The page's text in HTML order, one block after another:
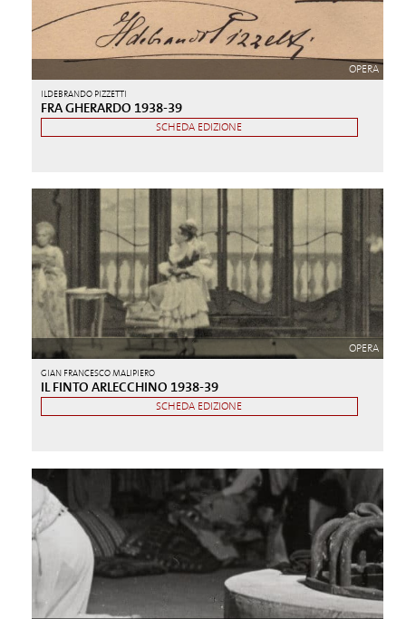
OPERA
ILDEBRANDO PIZZETTI
FRA GHERARDO 1938-39
SCHEDA EDIZIONE
OPERA
GIAN FRANCESCO MALIPIERO
IL FINTO ARLECCHINO 1938-39
SCHEDA EDIZIONE